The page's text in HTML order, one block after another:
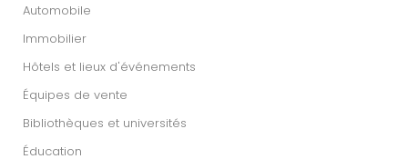
Automobile
Immobilier​
Hôtels et lieux d'événements
Équipes de vente
Bibliothèques et universités
Éducation